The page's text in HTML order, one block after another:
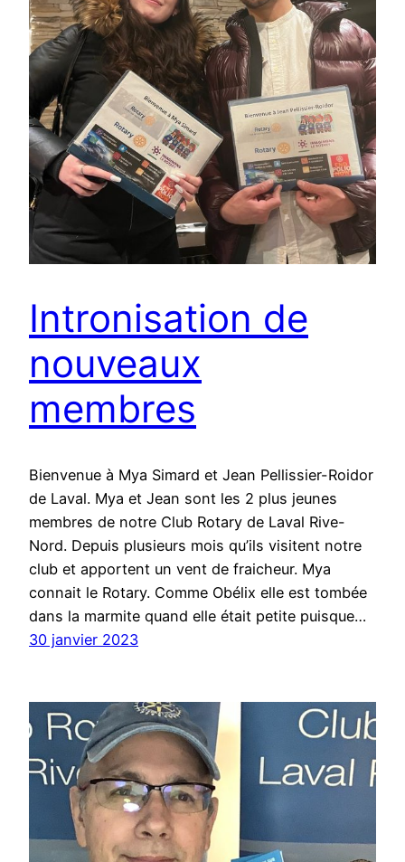
Intronisation de
nouveaux
membres
Bienvenue à Mya Simard et Jean Pellissier-Roidor
de Laval. Mya et Jean sont les 2 plus jeunes
membres de notre Club Rotary de Laval Rive-
Nord. Depuis plusieurs mois qu’ils visitent notre
club et apportent un vent de fraicheur. Mya
connait le Rotary. Comme Obélix elle est tombée
dans la marmite quand elle était petite puisque…
30 janvier 2023